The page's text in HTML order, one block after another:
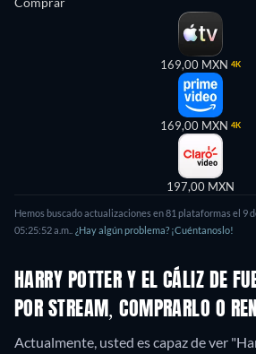
169,00 MXN 4K
169,00 MXN 4K
197,00 MXN
Hemos buscado actualizaciones en81 plataformas el 9
05:25:52 a.m.
¿Hay algún problema? ¡Cuéntanoslo!
HARRY POTTER Y EL CÁLIZ DE
POR STREAM, COMPRARLO O
Actualmente, usted es capaz de ver